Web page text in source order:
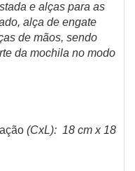
e alças para as
alça de engate
de mãos, sendo
da mochila no modo
(CxL): 18 cm x 18